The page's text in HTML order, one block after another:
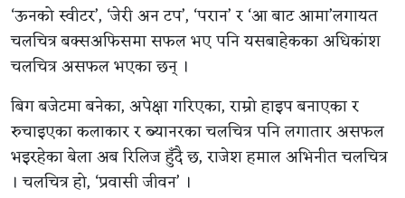
‘ऊनको स्वीटर’, ‘जेरी अन टप’, ‘परान’ र ‘आ बाट आमा’लगायत
चलचित्र बक्सअफिसमा सफल भए पनि यसबाहेकका अधिकांश
चलचित्र असफल भएका छन् ।
बिग बजेटमा बनेका, अपेक्षा गरिएका, राम्रो हाइप बनाएका र
रुचाइएका कलाकार र ब्यानरका चलचित्र पनि लगातार असफल
भइरहेका बेला अब रिलिज हुँदै छ, राजेश हमाल अभिनीत चलचित्र
। चलचित्र हो, ‘प्रवासी जीवन’ ।